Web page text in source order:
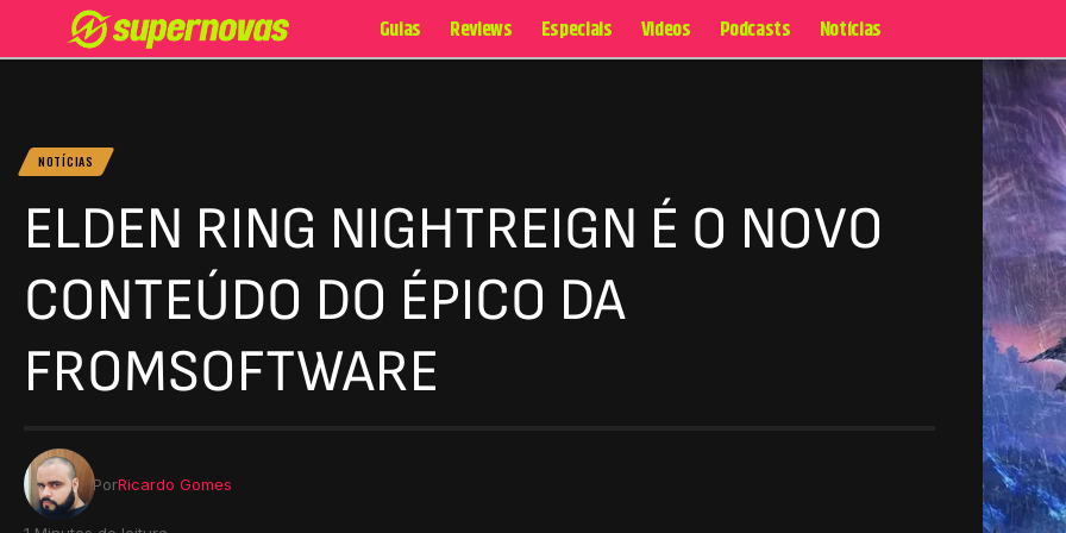
Guias Reviews Especiais Videos Podcasts Notícias
NOTÍCIAS
ELDEN RING NIGHTREIGN É O NOVO
CONTEÚDO DO ÉPICO DA
FROMSOFTWARE
PorRicardo Gomes